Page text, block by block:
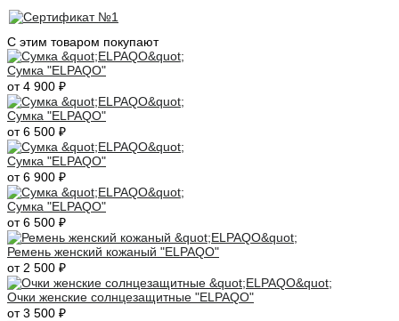
С этим товаром покупают
Сумка "ELPAQO"
от 4 900 ₽
Сумка "ELPAQO"
от 6 500 ₽
Сумка "ELPAQO"
от 6 900 ₽
Сумка "ELPAQO"
от 6 500 ₽
Ремень женский кожаный "ELPAQO"
от 2 500 ₽
Очки женские солнцезащитные "ELPAQO"
от 3 500 ₽